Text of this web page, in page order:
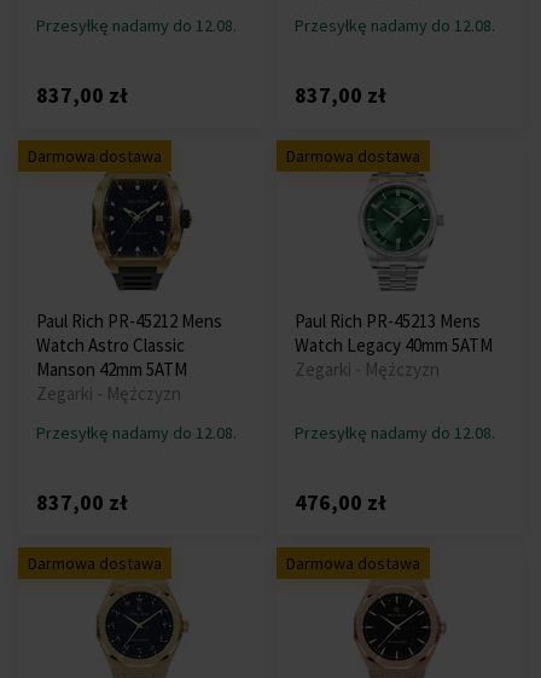
Przesyłkę nadamy do 12.08.
837,00 zł
Przesyłkę nadamy do 12.08.
837,00 zł
Darmowa dostawa
Paul Rich PR-45212 Mens
Watch Astro Classic
Manson 42mm 5ATM
Zegarki - Mężczyzn
Przesyłkę nadamy do 12.08.
837,00 zł
Darmowa dostawa
Paul Rich PR-45213 Mens
Watch Legacy 40mm 5ATM
Zegarki - Mężczyzn
Przesyłkę nadamy do 12.08.
476,00 zł
Darmowa dostawa Darmowa dostawa